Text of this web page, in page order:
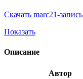
Скачать marc21-запись
Показать
Описание
Автор